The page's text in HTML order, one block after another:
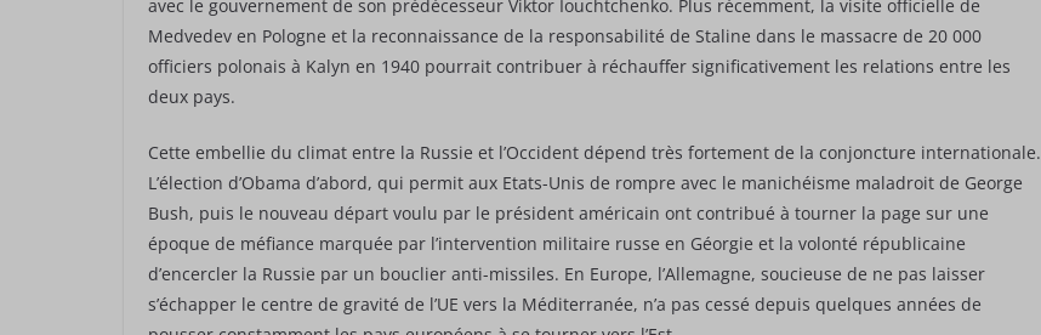
avec le gouvernement de son prédécesseur Viktor Iouchtchenko. Plus récemment, la visite officielle de
Medvedev en Pologne et la reconnaissance de la responsabilité de Staline dans le massacre de 20 000
officiers polonais à Kalyn en 1940 pourrait contribuer à réchauffer significativement les relations entre les
deux pays.
Cette embellie du climat entre la Russie et l’Occident dépend très fortement de la conjoncture internationale.
L’élection d’Obama d’abord, qui permit aux Etats-Unis de rompre avec le manichéisme maladroit de George
Bush, puis le nouveau départ voulu par le président américain ont contribué à tourner la page sur une
époque de méfiance marquée par l’intervention militaire russe en Géorgie et la volonté républicaine
d’encercler la Russie par un bouclier anti-missiles. En Europe, l’Allemagne, soucieuse de ne pas laisser
s’échapper le centre de gravité de l’UE vers la Méditerranée, n’a pas cessé depuis quelques années de